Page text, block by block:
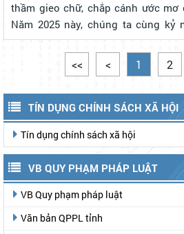
thầm gieo chữ, chắp cánh ước
Năm 2025 này, chúng ta cùng kỷ
giáo Việt Nam (20/11/1982 – 20/
trang trọng, ấm áp và ...
<< < 1 2
TÍN DỤNG CHÍNH SÁCH XÃ HỘI
Tín dụng chính sách xã hội
VB QUY PHẠM PHÁP LUẬT
VB Quy phạm pháp luật
Văn bản QPPL tỉnh